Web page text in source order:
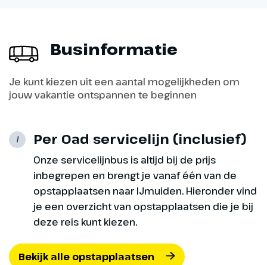
Optioneel
Windermere &
Haverthwaite
Ter plaatse bij te
p.p.
Businformatie
Je kunt kiezen uit een aantal mogelijkheden om
jouw vakantie ontspannen te beginnen
1 Per Oad servicelijn (inclusief)
Onze servicelijnbus is altijd bij de prijs
inbegrepen en brengt je vanaf één van de
opstapplaatsen naar IJmuiden. Hieronder vind
je een overzicht van opstapplaatsen die je bij
deze reis kunt kiezen.
Bekijk alle opstapplaatsen